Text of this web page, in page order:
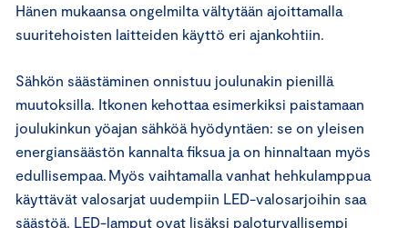
Hänen mukaansa ongelmilta vältytään ajoittamalla
suuritehoisten laitteiden käyttö eri ajankohtiin.
Sähkön säästäminen onnistuu joulunakin pienillä
muutoksilla. Itkonen kehottaa esimerkiksi paistamaan
joulukinkun yöajan sähköä hyödyntäen: se on yleisen
energiansäästön kannalta fiksua ja on hinnaltaan myös
edullisempaa. Myös vaihtamalla vanhat hehkulamppua
käyttävät valosarjat uudempiin LED-valosarjoihin saa
säästöä. LED-lamput ovat lisäksi paloturvallisempi